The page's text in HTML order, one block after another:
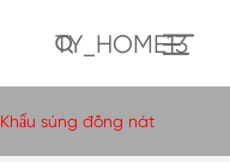
TY_HOME13
Khẩu súng đồng nát